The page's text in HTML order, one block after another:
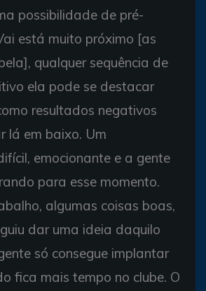
possibilidade de pré-
está muito próximo [as
qualquer sequência de
ela pode se destacar
resultados negativos
lá em baixo. Um
emocionante e a gente
para esse momento.
algumas coisas boas,
dar uma ideia daquilo
só consegue implantar
fica mais tempo no clube. O